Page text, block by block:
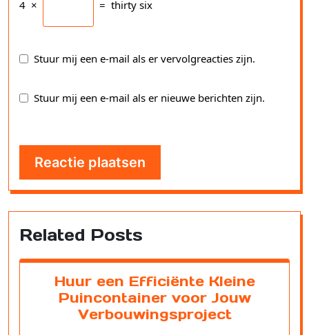
4 × = thirty six
Stuur mij een e-mail als er vervolgreacties zijn.
Stuur mij een e-mail als er nieuwe berichten zijn.
Related Posts
Huur een Efficiënte Kleine
Puincontainer voor Jouw
Verbouwingsproject